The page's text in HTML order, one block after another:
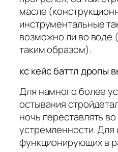
масле
инструментальные
возможно ли во воде
таким образом).
кс кейс баттл дропы
Для намного более
остывания
ночь переставлять
устремленности. Для
функционирующих в